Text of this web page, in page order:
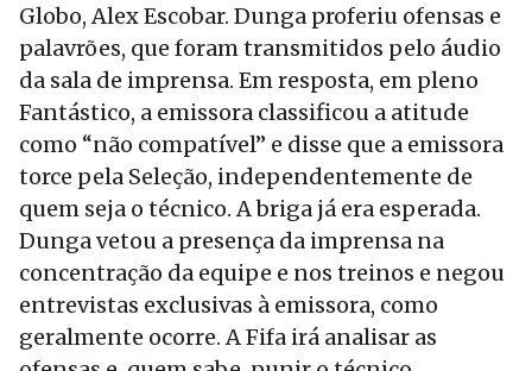
Globo, Alex Escobar. Dunga proferiu ofensas e
palavrões, que foram transmitidos pelo áudio
da sala de imprensa. Em resposta, em pleno
Fantástico, a emissora classificou a atitude
como “não compatível” e disse que a emissora
torce pela Seleção, independentemente de
quem seja o técnico. A briga já era esperada.
Dunga vetou a presença da imprensa na
concentração da equipe e nos treinos e negou
entrevistas exclusivas à emissora, como
geralmente ocorre. A Fifa irá analisar as